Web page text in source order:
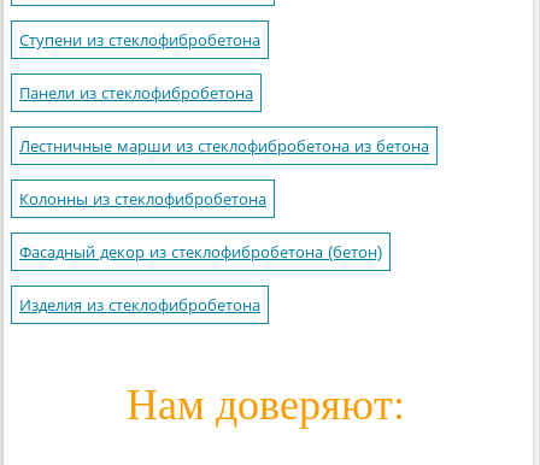
Ступени из стеклофибробетона
Панели из стеклофибробетона
Лестничные марши из стеклофибробетона из бетона
Колонны из стеклофибробетона
Фасадный декор из стеклофибробетона (бетон)
Изделия из стеклофибробетона
Нам доверяют: